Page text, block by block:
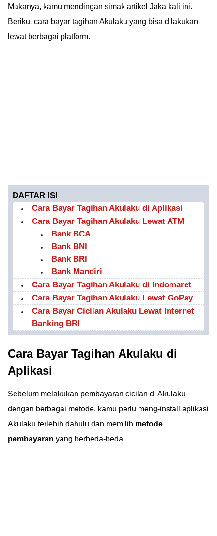
Makanya, kamu mendingan simak artikel Jaka kali ini.
Berikut cara bayar tagihan Akulaku yang bisa dilakukan
lewat berbagai platform.
DAFTAR ISI
Cara Bayar Tagihan Akulaku di Aplikasi
Cara Bayar Tagihan Akulaku Lewat ATM
Bank BCA
Bank BNI
Bank BRI
Bank Mandiri
Cara Bayar Tagihan Akulaku di Indomaret
Cara Bayar Tagihan Akulaku Lewat GoPay
Cara Bayar Cicilan Akulaku Lewat Internet
Banking BRI
Cara Bayar Tagihan Akulaku di
Aplikasi
Sebelum melakukan pembayaran cicilan di Akulaku
dengan berbagai metode, kamu perlu meng-install aplikasi
Akulaku terlebih dahulu dan memilih metode
pembayaran yang berbeda-beda.